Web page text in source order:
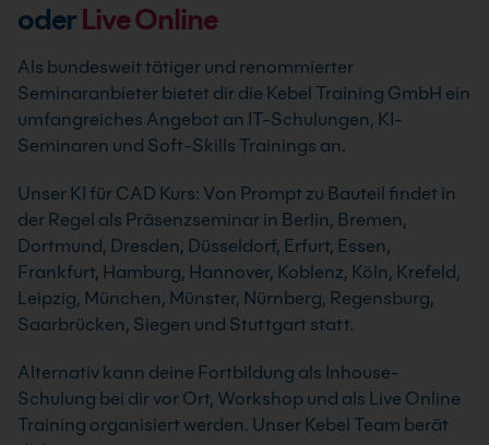
oderLive Online
Als bundesweit tätiger und renommierter
Seminaranbieter bietet dir die Kebel Training GmbH ein
umfangreiches Angebot an IT-Schulungen, KI-
Seminaren und Soft-Skills Trainings an.
Unser KI für CAD Kurs: Von Prompt zu Bauteil findet in
der Regel als Präsenzseminar in Berlin, Bremen,
Dortmund, Dresden, Düsseldorf, Erfurt, Essen,
Frankfurt, Hamburg, Hannover, Koblenz, Köln, Krefeld,
Leipzig, München, Münster, Nürnberg, Regensburg,
Saarbrücken, Siegen und Stuttgart statt.
Alternativ kann deine Fortbildung als Inhouse-
Schulung bei dir vor Ort, Workshop und als Live Online
Training organisiert werden. Unser Kebel Team berät